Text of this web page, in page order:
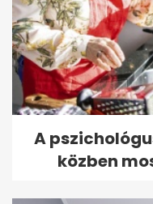
A
közben